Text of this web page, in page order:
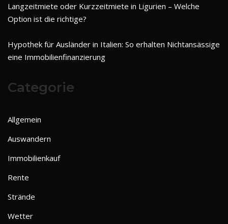
Langzeitmiete oder Kurzzeitmiete in Ligurien – Welche
Option ist die richtige?
Hypothek für Ausländer in Italien: So erhalten Nichtansässige
eine Immobilienfinanzierung
Categorie
Allgemein
Auswandern
Immobilienkauf
Rente
Strände
Wetter